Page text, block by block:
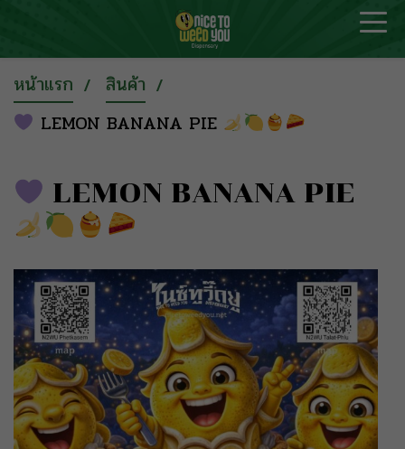
หน้าแรก
สินค้า
LEMON BANANA PIE
LEMON BANANA PIE